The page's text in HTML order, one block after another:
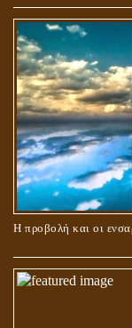
Η προβολή και οι
ΠΕΡΙ ΓΑΜΟΥ ΚΑΙ